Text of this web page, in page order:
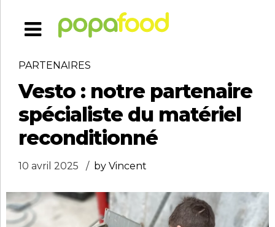
PARTENAIRES
Vesto : notre partenaire
spécialiste du matériel
reconditionné
10 avril 2025 by Vincent